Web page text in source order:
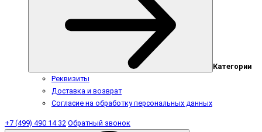
Категории
Реквизиты
Доставка и возврат
Согласие на обработку персональных данных
+7 (499) 490 14 32 Обратный звонок